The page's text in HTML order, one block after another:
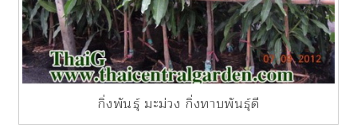
กิ่งพันธุ์ มะม่วง กิ่งทาบพันธุ์ดี